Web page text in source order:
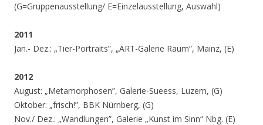
(G=Gruppenausstellung/ E=Einzelausstellung, Auswahl)
2011
Jan.- Dez.: „Tier-Portraits”, „ART-Galerie Raum“, Mainz, (E)
2012
August: „Metamorphosen”, Galerie-Sueess, Luzern, (G)
Oktober: „frisch!”, BBK Nürnberg, (G)
Nov./ Dez.: „Wandlungen”, Galerie „Kunst im Sinn“ Nbg. (E)